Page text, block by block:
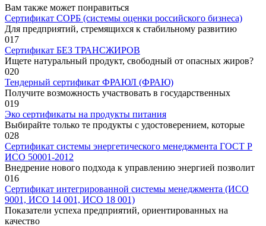
Вам также может понравиться
Сертификат СОРБ (системы оценки российского бизнеса)
Для предприятий, стремящихся к стабильному развитию
017
Сертификат БЕЗ ТРАНСЖИРОВ
Ищете натуральный продукт, свободный от опасных жиров?
020
Тендерный сертификат ФРАЮЛ (ФРАЮ)
Получите возможность участвовать в государственных
019
Эко сертификаты на продукты питания
Выбирайте только те продукты с удостоверением, которые
028
Сертификат системы энергетического менеджмента ГОСТ Р
ИСО 50001-2012
Внедрение нового подхода к управлению энергией позволит
016
Сертификат интегрированной системы менеджмента (ИСО
9001, ИСО 14 001, ИСО 18 001)
Показатели успеха предприятий, ориентированных на
качество